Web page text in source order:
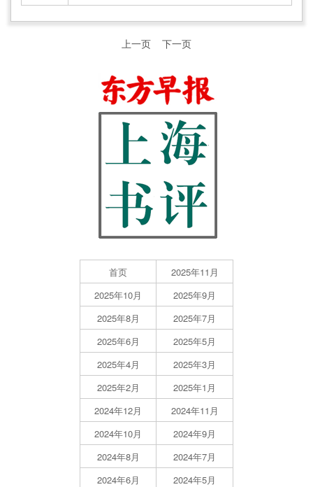
上一页 下一页
首页
2025年11月
2025年10月
2025年9月
2025年8月
2025年7月
2025年6月
2025年5月
2025年4月
2025年3月
2025年2月
2025年1月
2024年12月
2024年11月
2024年10月
2024年9月
2024年8月
2024年7月
2024年6月
2024年5月